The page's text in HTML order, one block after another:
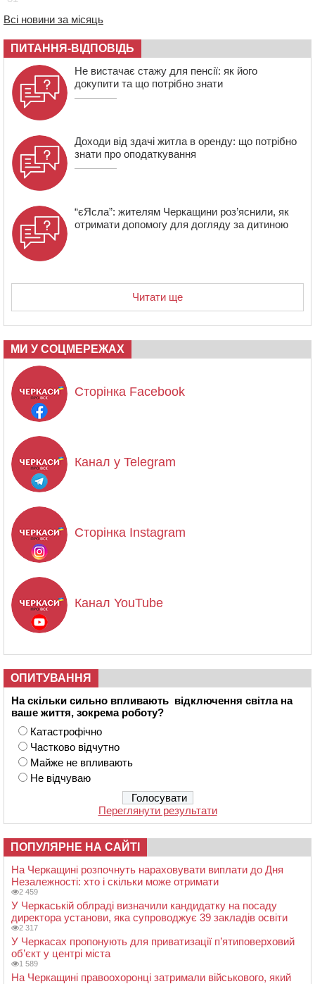
11:29 У Черкасах до середини серпня обмежать рух
транспорту на трьох вулицях
Всі новини за місяць
ПИТАННЯ-ВІДПОВІДЬ
Не вистачає стажу для пенсії: як його
докупити та що потрібно знати
Доходи від здачі житла в оренду: що потрібно
знати про оподаткування
“єЯсла”: жителям Черкащини роз’яснили, як
отримати допомогу для догляду за дитиною
Читати ще
МИ У СОЦМЕРЕЖАХ
Сторінка Facebook
Канал у Telegram
Сторінка Instagram
Канал YouTube
ОПИТУВАННЯ
На скільки сильно впливають відключення світла на
ваше життя, зокрема роботу?
Катастрофічно
Частково відчутно
Майже не впливають
Не відчуваю
Переглянути результати
ПОПУЛЯРНЕ НА САЙТІ
На Черкащині розпочнуть нараховувати виплати до Дня
Незалежності: хто і скільки може отримати
2 459
У Черкаській облраді визначили кандидатку на посаду
директора установи, яка супроводжує 39 закладів освіти
2 317
У Черкасах пропонують для приватизації п’ятиповерховий
об’єкт у центрі міста
1 589
На Черкащині правоохоронці затримали військового, який